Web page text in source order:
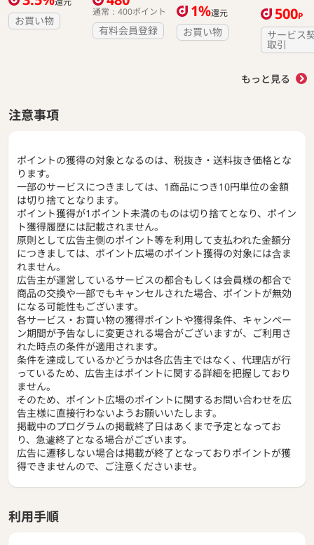
お買い物
通常：400ポイント
有料会員登録
1%還元
お買い物
500P
サービス
取引
もっと見る
注意事項
ポイントの獲得の対象となるのは、税抜き・送料抜き価格とな
ります。
一部のサービスにつきましては、1商品につき10円単位の金額
は切り捨てとなります。
ポイント獲得が1ポイント未満のものは切り捨てとなり、ポイン
ト獲得履歴には記載されません。
原則として広告主側のポイント等を利用して支払われた金額分
につきましては、ポイント広場のポイント獲得の対象には含ま
れません。
広告主が運営しているサービスの都合もしくは会員様の都合で
商品の交換や一部でもキャンセルされた場合、ポイントが無効
になる可能性もございます。
各サービス・お買い物の獲得ポイントや獲得条件、キャンペー
ン期間が予告なしに変更される場合がございますが、ご利用さ
れた時点の条件が適用されます。
条件を達成しているかどうかは各広告主ではなく、代理店が行
っているため、広告主はポイントに関する詳細を把握しており
ません。
そのため、ポイント広場のポイントに関するお問い合わせを広
告主様に直接行わないようお願いいたします。
掲載中のプログラムの掲載終了日はあくまで予定となってお
り、急遽終了となる場合がございます。
広告に遷移しない場合は掲載が終了となっておりポイントが獲
得できませんので、ご注意くださいませ。
利用手順